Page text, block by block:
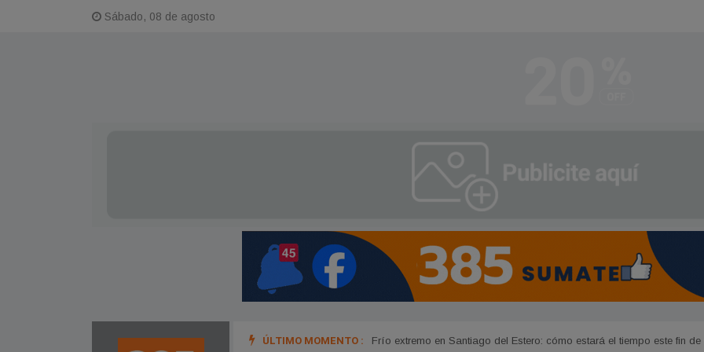
Sábado, 08 de agosto
ÚLTIMO MOMENTO : Gerardo Zamora se metió en el top 5 de los dirigentes políticos más